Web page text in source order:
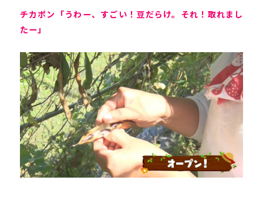
チカポン「うわー、すごい！豆だらけ。それ！取れまし
たー」